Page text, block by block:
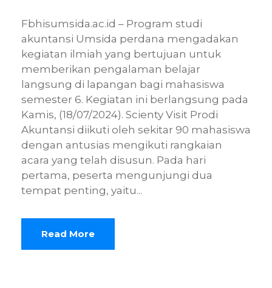
Fbhisumsida.ac.id – Program studi
akuntansi Umsida perdana mengadakan
kegiatan ilmiah yang bertujuan untuk
memberikan pengalaman belajar
langsung di lapangan bagi mahasiswa
semester 6. Kegiatan ini berlangsung pada
Kamis, (18/07/2024). Scienty Visit Prodi
Akuntansi diikuti oleh sekitar 90 mahasiswa
dengan antusias mengikuti rangkaian
acara yang telah disusun. Pada hari
pertama, peserta mengunjungi dua
tempat penting, yaitu...
Read More